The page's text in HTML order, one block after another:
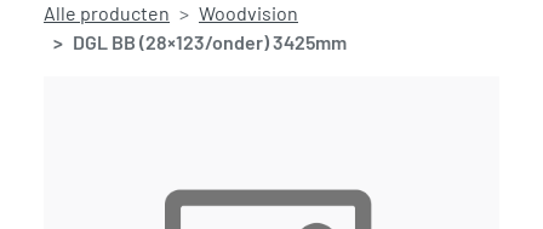
Alle producten
Woodvision
DGL BB (28×123/onder) 3425mm